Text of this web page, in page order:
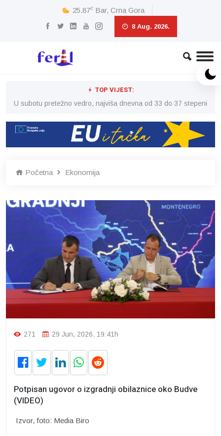
25.87c Bar, Crna Gora
8 Aug. 2026.
TOP VIJEST:
U subotu pretežno vedro, najviša dnevna od 33 do 37 stepeni
Početna Ekonomija
271 29 Jun, 2026. 19:41h
Potpisan ugovor o izgradnji obilaznice oko Budve
(VIDEO)
Izvor, foto: Media Biro